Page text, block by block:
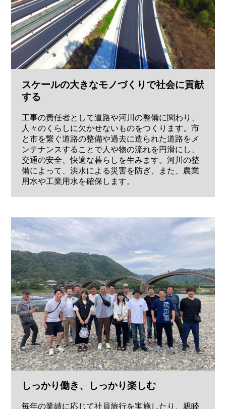
スケールの大きなモノづくりで社会に貢献
する
工事の責任者として道路や河川の整備に関わり、
人々のくらしに欠かせないものをつくります。市
と市を繋ぐ道路の整備や過去に造られた道路をメ
ンテナンスすることで人や物の流れを円滑にし、
交通の安全、快適な暮らしを生みます。河川の整
備によって、洪水による災害を防ぎ、また、農業
用水や工業用水を確保します。
しっかり働き、しっかり楽しむ
毎年の業績に応じて社員旅行を実施したり、親睦